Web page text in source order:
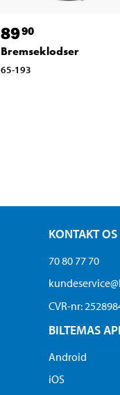
8990
Bremseklodser
65-193
KONTAKT OS
70 80 77 70
CVR-nr:
BILTEMAS
Android
iOS